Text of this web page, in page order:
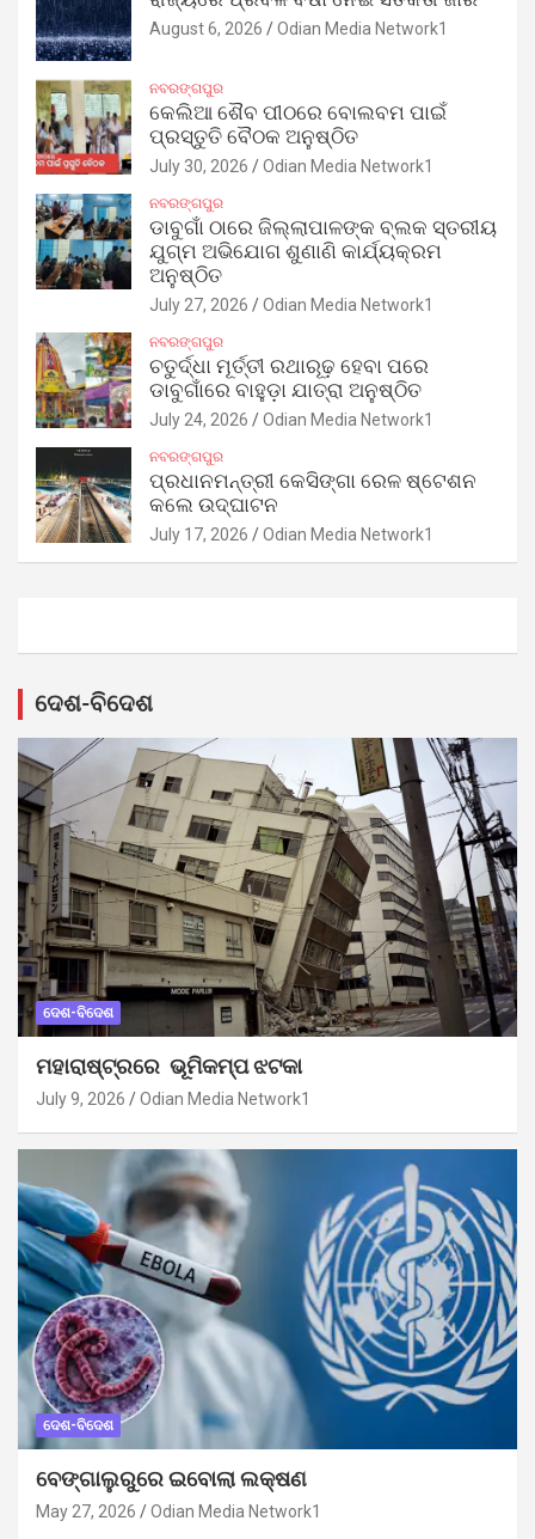
August 6, 2026 Odian Media Network1
ନବରଙ୍ଗପୁର
କେଲିଆ ଶୈବ ପୀଠରେ ବୋଲବମ ପାଇଁ
ପ୍ରସ୍ତୁତି ବୈଠକ ଅନୁଷ୍ଠିତ
July 30, 2026 Odian Media Network1
ନବରଙ୍ଗପୁର
ଡାବୁଗାଁ ଠାରେ ଜିଲ୍ଲାପାଳଙ୍କ ବ୍ଲକ ସ୍ତରୀୟ
ଯୁଗ୍ମ ଅଭିଯୋଗ ଶୁଣାଣି କାର୍ଯ୍ୟକ୍ରମ
ଅନୁଷ୍ଠିତ
July 27, 2026 Odian Media Network1
ନବରଙ୍ଗପୁର
ଚତୁର୍ଦ୍ଧା ମୂର୍ତ୍ତୀ ରଥାରୂଢ଼ ହେବା ପରେ
ଡାବୁଗାଁରେ ବାହୁଡ଼ା ଯାତ୍ରା ଅନୁଷ୍ଠିତ
July 24, 2026 Odian Media Network1
ନବରଙ୍ଗପୁର
ପ୍ରଧାନମନ୍ତ୍ରୀ କେସିଙ୍ଗା ରେଳ ଷ୍ଟେଶନ
କଲେ ଉଦ୍‌ଘାଟନ
July 17, 2026 Odian Media Network1
ଦେଶ-ବିଦେଶ
ଦେଶ-ବିଦେଶ
ମହାରାଷ୍ଟ୍ରରେ ଭୂମିକମ୍ପ ଝଟକା
July 9, 2026 Odian Media Network1
ଦେଶ-ବିଦେଶ
ବେଙ୍ଗାଲୁରୁରେ ଇବୋଲା ଲକ୍ଷଣ
May 27, 2026 Odian Media Network1